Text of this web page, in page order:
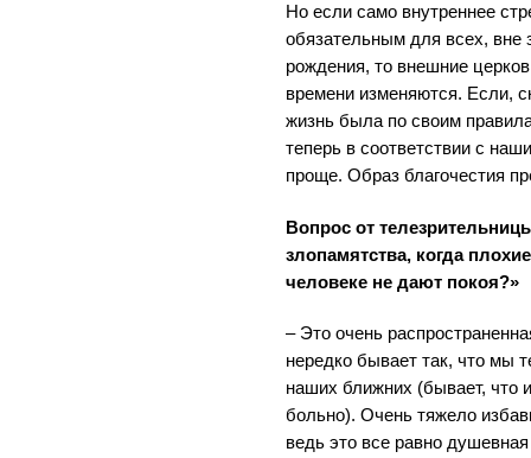
Но если само внутреннее
обязательным для всех, вне
рождения, то внешние
времени изменяются. Если,
жизнь была по своим
теперь в соответствии с
проще. Образ благочестия
Вопрос от
злопамятства, когда
человеке не дают покоя?»
– Это очень
нередко бывает так, что мы
наших ближних (бывает, что
больно). Очень тяжело
ведь это все равно